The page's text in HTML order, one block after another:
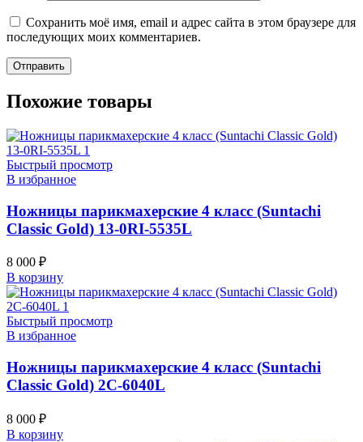
Сохранить моё имя, email и адрес сайта в этом браузере для
последующих моих комментариев.
Похожие товары
Быстрый просмотр
В избранное
Ножницы парикмахерские 4 класс (Suntachi
Classic Gold) 13-0RI-5535L
8 000 ₽
В корзину
Быстрый просмотр
В избранное
Ножницы парикмахерские 4 класс (Suntachi
Classic Gold) 2C-6040L
8 000 ₽
В корзину